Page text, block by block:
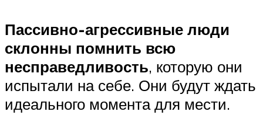
Пассивно-агрессивные люди
склонны помнить всю
несправедливость, которую они
испытали на себе. Они будут ждать
идеального момента для мести.